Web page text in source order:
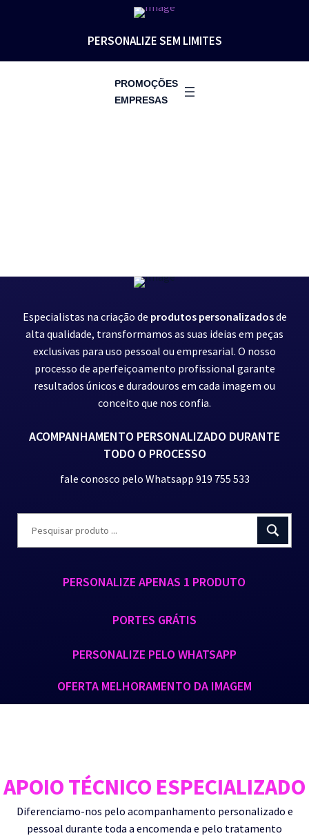
PERSONALIZE SEM LIMITES
PROMOÇÕES
EMPRESAS
Especialistas na criação de produtos personalizadosde
alta qualidade, transformamos as suas ideias em peças
exclusivas para uso pessoal ou empresarial. O nosso
processo de aperfeiçoamento profissional garante
resultados únicos e duradouros em cada imagem ou
conceito que nos confia.
ACOMPANHAMENTO PERSONALIZADO DURANTE
TODO O PROCESSO
fale conosco pelo Whatsapp 919 755 533
PERSONALIZE APENAS 1 PRODUTO
PORTES GRÁTIS
PERSONALIZE PELO WHATSAPP
OFERTA MELHORAMENTO DA IMAGEM
APOIO TÉCNICO ESPECIALIZADO
Diferenciamo-nos pelo acompanhamento personalizado e
pessoal durante toda a encomenda e pelo tratamento